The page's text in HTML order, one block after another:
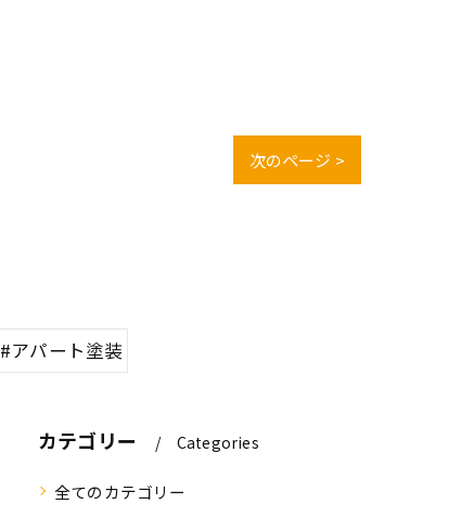
次のページ >
#アパート塗装
カテゴリー Categories
全てのカテゴリー